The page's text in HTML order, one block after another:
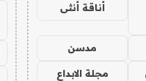
أناقة أنثى
مدسن
مجلة الابداع